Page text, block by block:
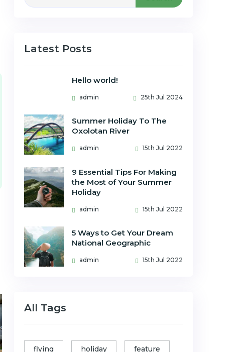
Latest Posts
Hello world!
admin 25th Jul 2024
Summer Holiday To The
Oxolotan River
admin 15th Jul 2022
9 Essential Tips For Making
the Most of Your Summer
Holiday
admin 15th Jul 2022
5 Ways to Get Your Dream
National Geographic
admin 15th Jul 2022
All Tags
flying holiday feature